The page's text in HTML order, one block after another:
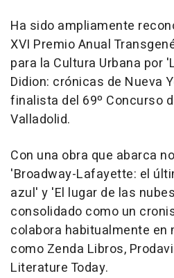
Ha sido ampliamente
XVI Premio Anual
para la Cultura Urbana por
Didion: crónicas de Nueva
finalista del 69º Concurso
Valladolid.
Con una obra que abarca
'Broadway-Lafayette: el
azul' y 'El lugar de las
consolidado como un
colabora habitualmente en
como Zenda Libros,
Literature Today.